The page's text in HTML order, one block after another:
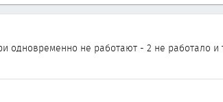
одновременно не работают - 2 не работало и